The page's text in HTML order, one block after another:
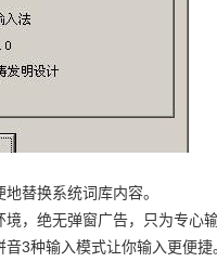
替换系统词库内容。
，绝无弹窗广告，只为专心输
3种输入模式让你输入更便捷